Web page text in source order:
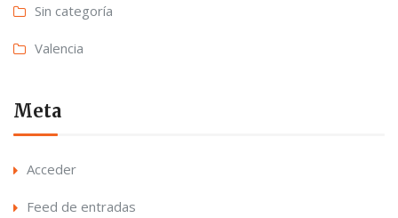
Sin categoría
Valencia
Meta
Acceder
Feed de entradas